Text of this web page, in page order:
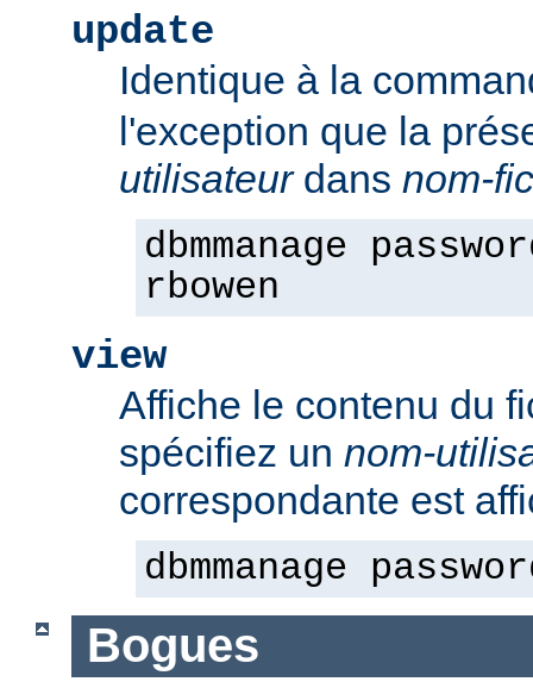
update
Identique à la
l'exception que la
utilisateurdans nom-
dbmmanage
rbowen
view
Affiche le contenu du
spécifiez un nom-
correspondante est
dbmmanage
Bogues